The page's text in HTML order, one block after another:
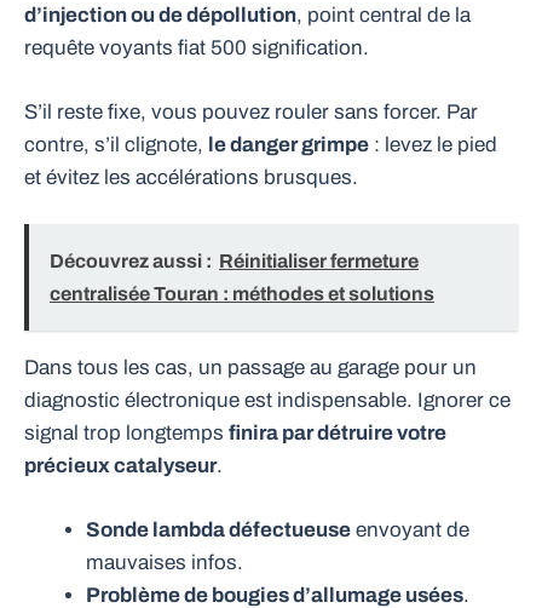
d’injection ou de dépollution, point central de la
requête voyants fiat 500 signification.
S’il reste fixe, vous pouvez rouler sans forcer. Par
contre, s’il clignote, le danger grimpe : levez le pied
et évitez les accélérations brusques.
Découvrez aussi : Réinitialiser fermeture
centralisée Touran : méthodes et solutions
Dans tous les cas, un passage au garage pour un
diagnostic électronique est indispensable. Ignorer ce
signal trop longtemps finira par détruire votre
précieux catalyseur.
Sonde lambda défectueuse envoyant de
mauvaises infos.
Problème de bougies d’allumage usées.